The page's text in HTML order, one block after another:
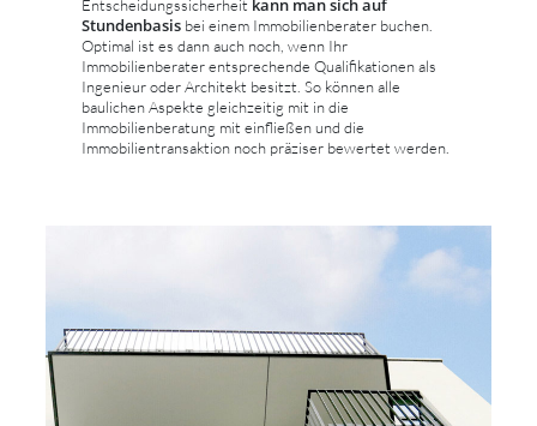
Entscheidungssicherheit kann man sich auf
Stundenbasis bei einem Immobilienberater buchen.
Optimal ist es dann auch noch, wenn Ihr
Immobilienberater entsprechende Qualifikationen als
Ingenieur oder Architekt besitzt. So können alle
baulichen Aspekte gleichzeitig mit in die
Immobilienberatung mit einfließen und die
Immobilientransaktion noch präziser bewertet werden.